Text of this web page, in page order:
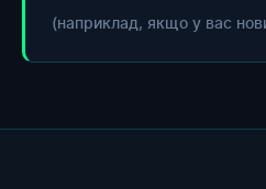
(наприклад, якщо у вас